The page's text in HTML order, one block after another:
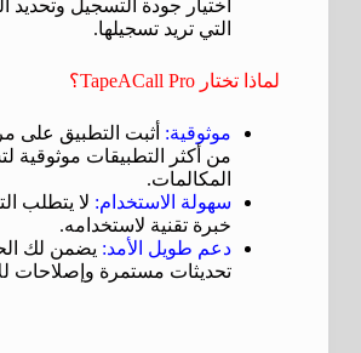
اختيار جودة التسجيل وتحديد
التي تريد تسجيلها.
لماذا تختار TapeACall Pro؟
موثوقية: أثبت التطبيق على
من أكثر التطبيقات موثوقية
المكالمات.
سهولة الاستخدام: لا يتطلب
خبرة تقنية لاستخدامه.
دعم طويل الأمد: يضمن لك
تحديثات مستمرة وإصلاحات